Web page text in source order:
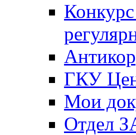
ГКУ
Мои
Отдел